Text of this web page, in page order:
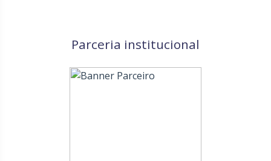
Parceria institucional